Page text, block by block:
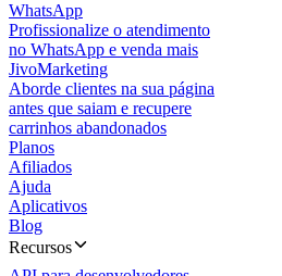
WhatsApp
Profissionalize o atendimento
no WhatsApp e venda mais
JivoMarketing
Aborde clientes na sua página
antes que saiam e recupere
carrinhos abandonados
Planos
Afiliados
Ajuda
Aplicativos
Blog
Recursos